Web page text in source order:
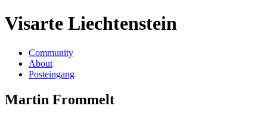
Visarte Liechtenstein
Community
About
Posteingang
Martin Frommelt